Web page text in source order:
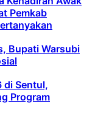
Pemkab
Bupati Warsubi
di Sentul,
Program